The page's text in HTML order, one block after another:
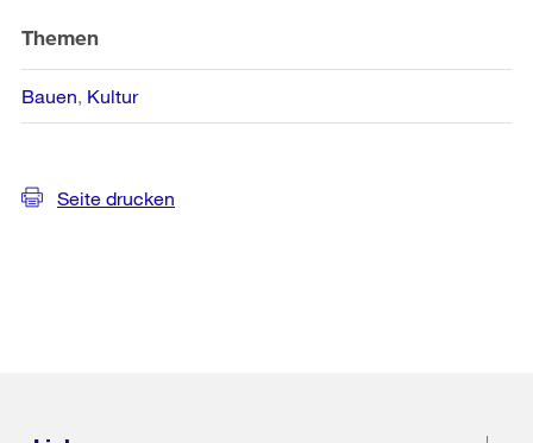
Themen
Bauen Kultur
Seite drucken